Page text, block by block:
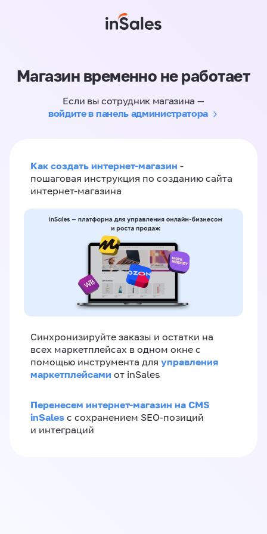
Магазин временно не работает
Если вы сотрудник магазина —
войдите в панель администратора
Как создать интернет-магазин -
пошаговая инструкция по созданию сайта
интернет-магазина
Синхронизируйте заказы и остатки на
всех маркетплейсах в одном окне с
помощью инструмента для управления
маркетплейсами от inSales
Перенесем интернет-магазин на CMS
inSales с сохранением SEO-позиций
и интеграций